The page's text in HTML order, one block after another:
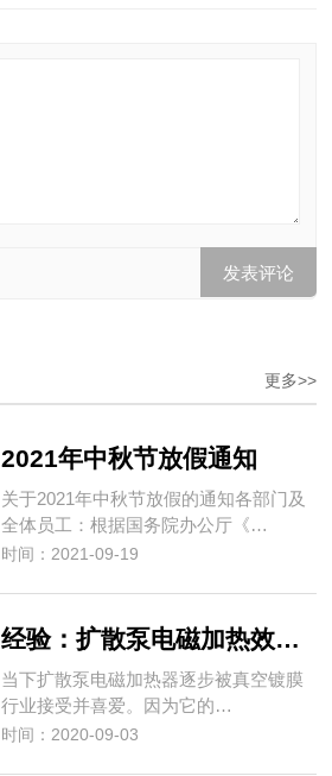
更多>>
2021年中秋节放假通知
关于2021年中秋节放假的通知各部门及
全体员工：根据国务院办公厅《…
时间：2021-09-19
经验：扩散泵电磁加热效果怎样？
当下扩散泵电磁加热器逐步被真空镀膜
行业接受并喜爱。因为它的…
时间：2020-09-03